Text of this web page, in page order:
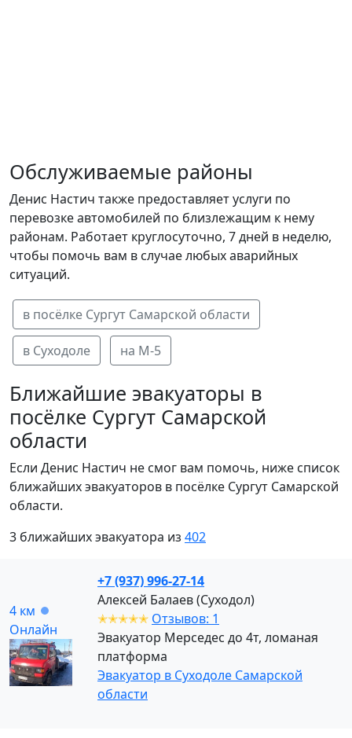
Обслуживаемые районы
Денис Настич также предоставляет услуги по
перевозке автомобилей по близлежащим к нему
районам. Работает круглосуточно, 7 дней в неделю,
чтобы помочь вам в случае любых аварийных
ситуаций.
в посёлке Сургут Самарской области
в Суходоле на М-5
Ближайшие эвакуаторы в
посёлке Сургут Самарской
области
Если Денис Настич не смог вам помочь, ниже список
ближайших эвакуаторов в посёлке Сургут Самарской
области.
3 ближайших эвакуатора из 402
4 км
Онлайн
+7 (937) 996-27-14
Алексей Балаев (Суходол)
✭✭✭✭✭ Отзывов: 1
Эвакуатор Мерседес до 4т, ломаная
платформа
Эвакуатор в Суходоле Самарской
области